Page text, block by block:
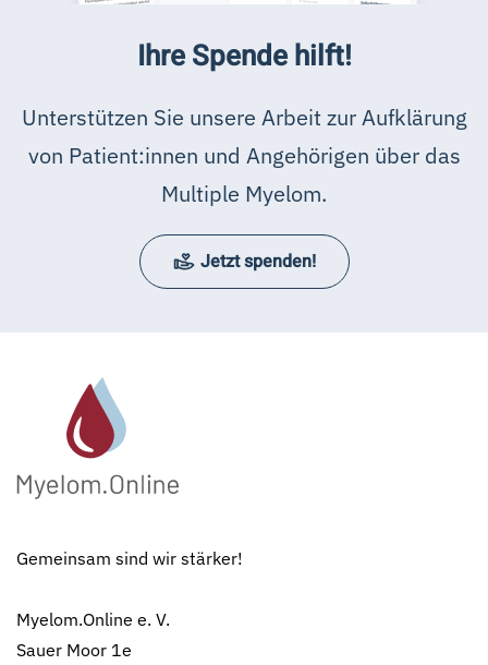
Ihre Spende hilft!
Unterstützen Sie unsere Arbeit zur Aufklärung
von Patient:innen und Angehörigen über das
Multiple Myelom.
Jetzt spenden!
Gemeinsam sind wir stärker!
Myelom.Online e. V.
Sauer Moor 1e